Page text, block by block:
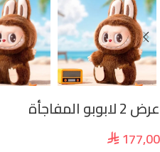
عرض 2 لابوبو المفاجأة
⃁177,00